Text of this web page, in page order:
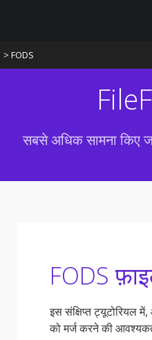
> FODS
सबसे अधिक सामना किए
FODS
इस संक्षिप्त
को मर्ज करने की